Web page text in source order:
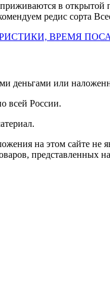
в
редис сорта
ВРЕМЯ
деньгами или
всей России.
на этом сайте не
представленных